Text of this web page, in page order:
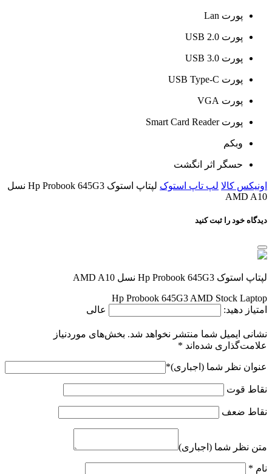
پورت Lan
پورت USB 2.0
پورت USB 3.0
پورت USB Type-C
پورت VGA
پورت Smart Card Reader
وبکم
حسگر اثر انگشت
اونیکس کالا لپ تاپ استوک
لپتاپ استوک Hp Probook 645G3 نسل
AMD A10
دیدگاه خود را ثبت کنید
لپتاپ استوک Hp Probook 645G3 نسل AMD A10
Hp Probook 645G3 AMD Stock Laptop
امتیاز دهید:
عالی
نشانی ایمیل شما منتشر نخواهد شد. بخش‌های موردنیاز
علامت‌گذاری شده‌اند *
عنوان نظر شما (اجباری)*
نقاط قوت
نقاط ضعف
متن نظر شما (اجباری)
نام *